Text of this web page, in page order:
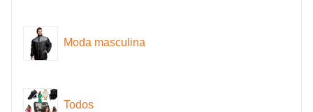
Moda masculina
Todos